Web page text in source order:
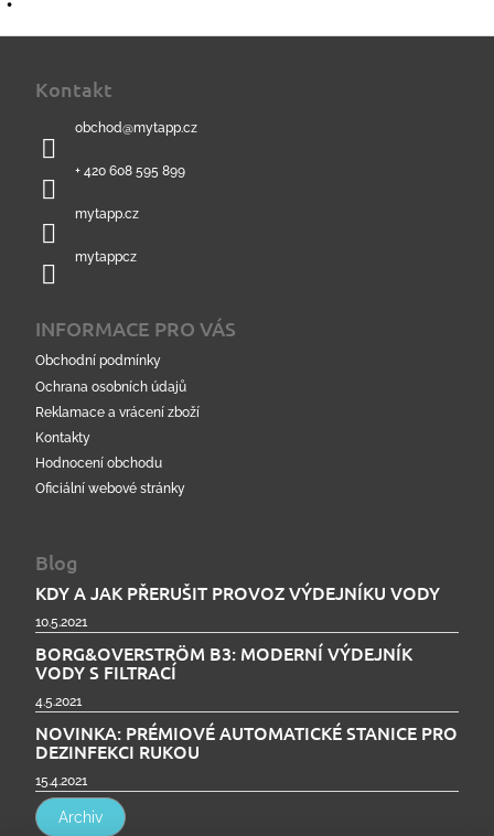
Kontakt
obchod@mytapp.cz
+ 420 608 595 899
mytapp.cz
mytappcz
INFORMACE PRO VÁS
Obchodní podmínky
Ochrana osobních údajů
Reklamace a vrácení zboží
Kontakty
Hodnocení obchodu
Oficiální webové stránky
Blog
KDY A JAK PŘERUŠIT PROVOZ VÝDEJNÍKU VODY
10.5.2021
BORG&OVERSTRÖM B3: MODERNÍ VÝDEJNÍK
VODY S FILTRACÍ
4.5.2021
NOVINKA: PRÉMIOVÉ AUTOMATICKÉ STANICE PRO
DEZINFEKCI RUKOU
15.4.2021
Archiv